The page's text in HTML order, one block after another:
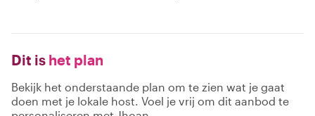
Dit is het plan
Bekijk het onderstaande plan om te zien wat je gaat
doen met je lokale host. Voel je vrij om dit aanbod te